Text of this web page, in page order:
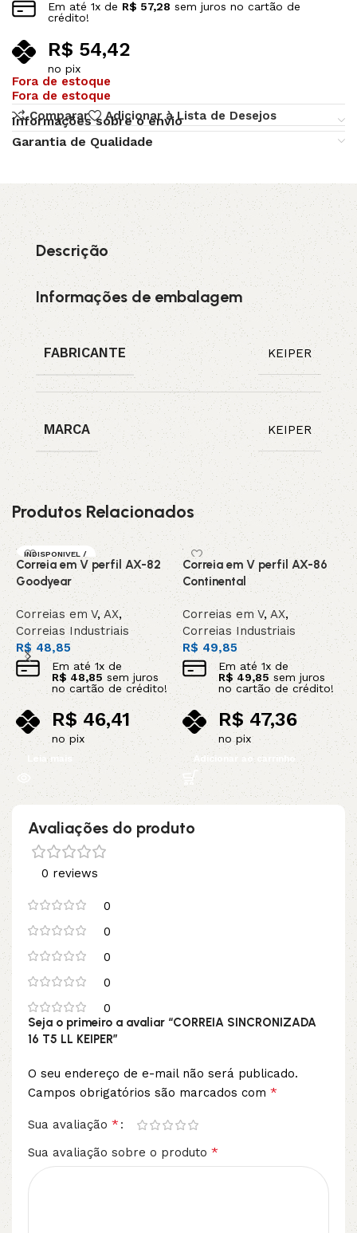
Em até1x de R$ 57,28 sem juros no cartão de
crédito!
R$ 54,42
no pix
Fora de estoque
Fora de estoque
Comparar
Adicionar à Lista de Desejos
Informações sobre o envio
Garantia de Qualidade
Descrição
Informações de embalagem
FABRICANTE KEIPER
MARCA KEIPER
Produtos Relacionados
INDISPONIVEL /
SOB ENCOMEN
DA
Correia em V perfil AX-82
Goodyear
Correias em V,AX,
Correias Industriais
R$ 48,85
Em até1x de
R$ 48,85 sem juros
no cartão de crédito!
R$46,41
no pix
Leia mais
Correia em V perfil AX-86
Continental
Correias em V, AX,
Correias Industriais
R$ 49,85
Em até 1x de
R$ 49,85 sem juros
no cartão de crédito!
R$ 47,36
no pix
Adicionar ao carrinho
Avaliações do produto
0 reviews
0
0
0
0
0
Seja o primeiro a avaliar “CORREIA SINCRONIZADA
16 T5 LL KEIPER”
O seu endereço de e-mail não será publicado.
Campos obrigatórios são marcados com *
Sua avaliação *
Sua avaliação sobre o produto *